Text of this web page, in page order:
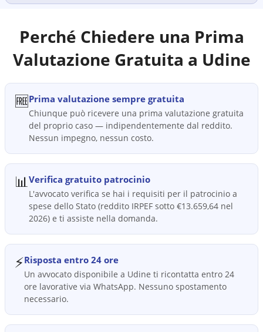
Perché Chiedere una Prima
Valutazione Gratuita a Udine
🆓Prima valutazione sempre gratuita
Chiunque può ricevere una prima valutazione gratuita
del proprio caso — indipendentemente dal reddito.
Nessun impegno, nessun costo.
📊Verifica gratuito patrocinio
L'avvocato verifica se hai i requisiti per il patrocinio a
spese dello Stato (reddito IRPEF sotto €13.659,64 nel
2026) e ti assiste nella domanda.
⚡Risposta entro 24 ore
Un avvocato disponibile a Udine ti ricontatta entro 24
ore lavorative via WhatsApp. Nessuno spostamento
necessario.